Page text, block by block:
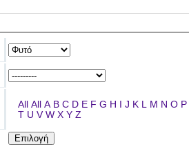
All All A B C D E F G H I J K L M N O P
T U V W X Y Z